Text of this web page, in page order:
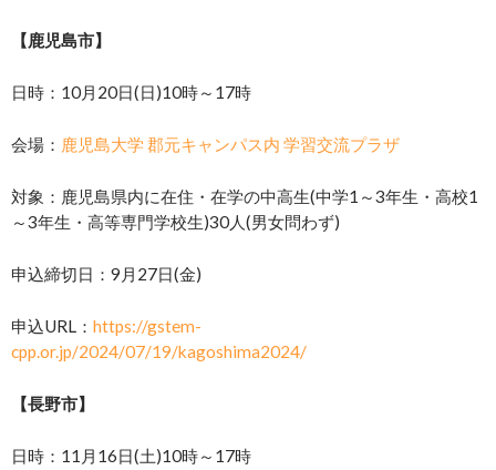
【鹿児島市】
日時：10月20日(日)10時～17時
会場： 鹿児島大学 郡元キャンパス内 学習交流プラザ
対象：鹿児島県内に在住・在学の中高生(中学1～3年生・高校1
～3年生・高等専門学校生)30人(男女問わず)
申込締切日：9月27日(金)
申込URL： https://gstem-
cpp.or.jp/2024/07/19/kagoshima2024/
【長野市】
日時：11月16日(土)10時～17時